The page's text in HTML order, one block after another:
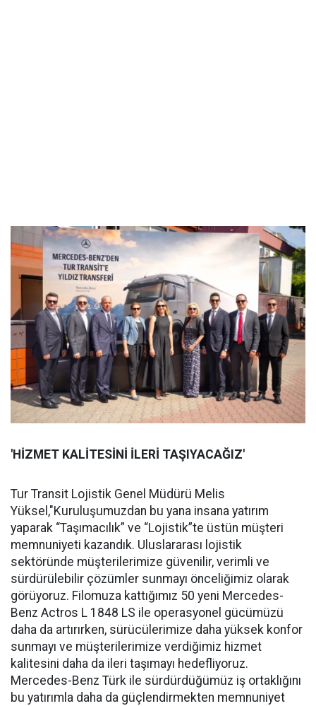
'HİZMET KALİTESİNİ İLERİ TAŞIYACAĞIZ'
Tur Transit Lojistik Genel Müdürü Melis
Yüksel,"Kuruluşumuzdan bu yana insana yatırım
yaparak “Taşımacılık” ve “Lojistik”te üstün müşteri
memnuniyeti kazandık. Uluslararası lojistik
sektöründe müşterilerimize güvenilir, verimli ve
sürdürülebilir çözümler sunmayı önceliğimiz olarak
görüyoruz. Filomuza kattığımız 50 yeni Mercedes-
Benz Actros L 1848 LS ile operasyonel gücümüzü
daha da artırırken, sürücülerimize daha yüksek konfor
sunmayı ve müşterilerimize verdiğimiz hizmet
kalitesini daha da ileri taşımayı hedefliyoruz.
Mercedes-Benz Türk ile sürdürdüğümüz iş ortaklığını
bu yatırımla daha da güçlendirmekten memnuniyet